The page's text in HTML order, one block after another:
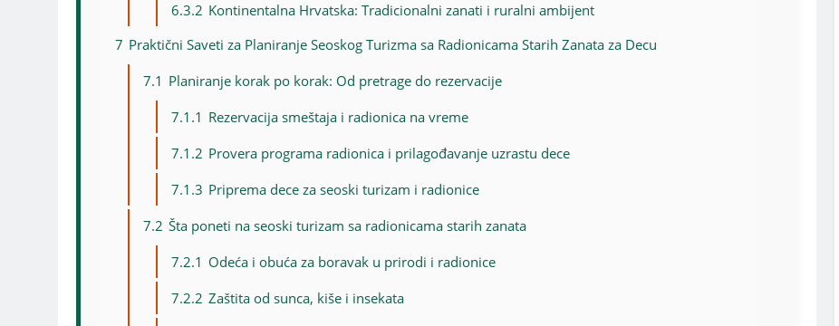
6.3.2 Kontinentalna Hrvatska: Tradicionalni zanati i ruralni ambijent
7 Praktični Saveti za Planiranje Seoskog Turizma sa Radionicama Starih Zanata za Decu
7.1 Planiranje korak po korak: Od pretrage do rezervacije
7.1.1 Rezervacija smeštaja i radionica na vreme
7.1.2 Provera programa radionica i prilagođavanje uzrastu dece
7.1.3 Priprema dece za seoski turizam i radionice
7.2 Šta poneti na seoski turizam sa radionicama starih zanata
7.2.1 Odeća i obuća za boravak u prirodi i radionice
7.2.2 Zaštita od sunca, kiše i insekata